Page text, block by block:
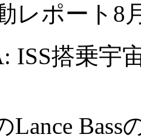
レポート8
ISS搭乗宇
Lance